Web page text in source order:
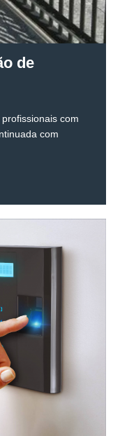
de
com
com